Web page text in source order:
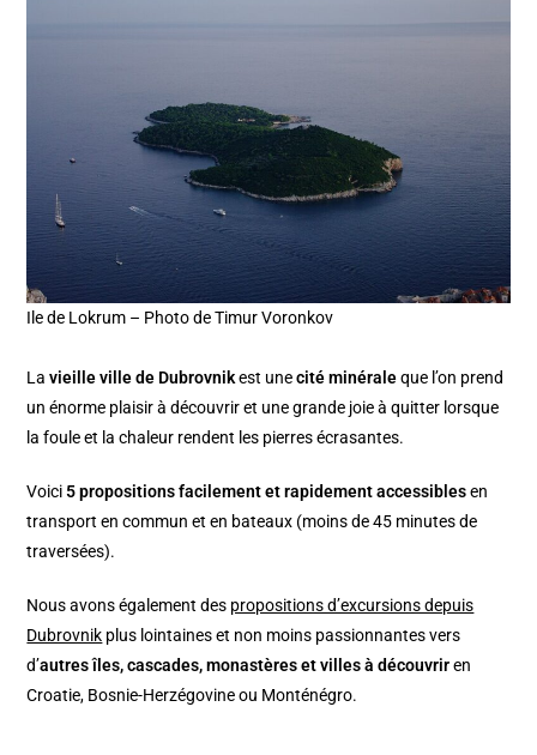
Ile de Lokrum – Photo de Timur Voronkov
Lavieille ville de Dubrovnikest unecité minéraleque l’on prend
un énorme plaisir à découvrir et une grande joie à quitter lorsque
la foule et la chaleur rendent les pierres écrasantes.
Voici 5 propositions facilement et rapidement accessiblesen
transport en commun et en bateaux (moins de 45 minutes de
traversées).
Nous avons également des propositions d’excursions depuis
Dubrovnik plus lointaines et non moins passionnantes vers
d’autres îles, cascades, monastères et villes à découvriren
Croatie, Bosnie-Herzégovine ou Monténégro.